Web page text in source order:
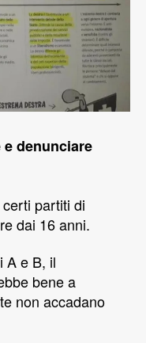
denunciare
partiti di
dai 16 anni.
A e B, il
bene a
non accadano